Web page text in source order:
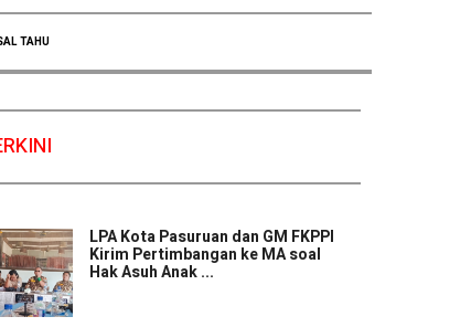
TAHU
LPA Kota Pasuruan dan GM FKPPI
Kirim Pertimbangan ke MA soal
Hak Asuh Anak ...